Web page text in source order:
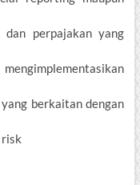
perpajakan yang
berkaitan dengan